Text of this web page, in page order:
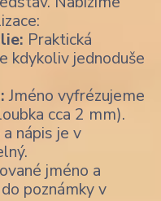
Praktická
kdykoliv jednoduše
Jméno vyfrézujeme
cca 2 mm).
nápis je v
jméno a
poznámky v